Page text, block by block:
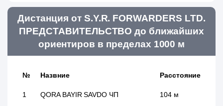
Дистанция от S.Y.R. FORWARDERS LTD.
ПРЕДСТАВИТЕЛЬСТВО до ближайших
ориентиров в пределах 1000 м
№ Назвние Расстояние
1 QORA BAYIR SAVDO ЧП 104 м